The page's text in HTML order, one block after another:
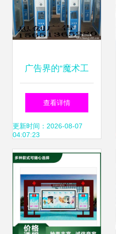
广告界的“魔术工
坊” 宿迁市思创广
告制品厂如何重塑
现代广告制作
查看详情
更新时间：2026-08-07
04:07:23